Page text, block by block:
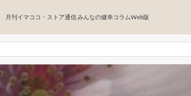
月刊イマココ・ストア通信 みんなの健幸コラムWeb版